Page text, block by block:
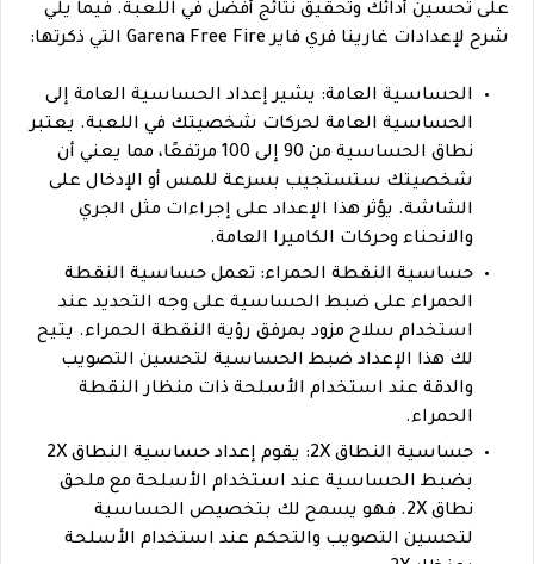
على تحسين أدائك وتحقيق نتائج أفضل في اللعبة. فيما يلي
شرح لإعدادات غارينا فري فاير Garena Free Fire التي ذكرتها:
الحساسية العامة: يشير إعداد الحساسية العامة إلى
الحساسية العامة لحركات شخصيتك في اللعبة. يعتبر
نطاق الحساسية من 90 إلى 100 مرتفعًا، مما يعني أن
شخصيتك ستستجيب بسرعة للمس أو الإدخال على
الشاشة. يؤثر هذا الإعداد على إجراءات مثل الجري
والانحناء وحركات الكاميرا العامة.
حساسية النقطة الحمراء: تعمل حساسية النقطة
الحمراء على ضبط الحساسية على وجه التحديد عند
استخدام سلاح مزود بمرفق رؤية النقطة الحمراء. يتيح
لك هذا الإعداد ضبط الحساسية لتحسين التصويب
والدقة عند استخدام الأسلحة ذات منظار النقطة
الحمراء.
حساسية النطاق 2X: يقوم إعداد حساسية النطاق 2X
بضبط الحساسية عند استخدام الأسلحة مع ملحق
نطاق 2X. فهو يسمح لك بتخصيص الحساسية
لتحسين التصويب والتحكم عند استخدام الأسلحة